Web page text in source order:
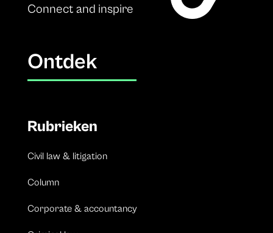
Connect and inspire
Ontdek
Rubrieken
Civil law & litigation
Column
Corporate & accountancy